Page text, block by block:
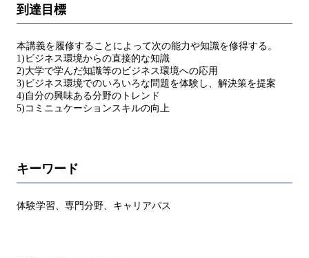
到達目標
本講義を履修することによって次の能力や知識を修得する。
1)ビジネス環境からの直接的な知識
2)大学で学んだ知識等のビジネス環境への応用
3)ビジネス環境でのいろいろな問題を体験し、解決策を提案
4)自分の興味ある分野のトレンド
5)コミニュケーションスキルの向上
キーワード
体験学習、専門分野、キャリアパス